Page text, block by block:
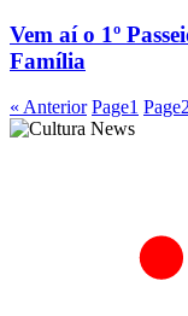
Vem aí o 1º
Família
« Anterior Page1 Page